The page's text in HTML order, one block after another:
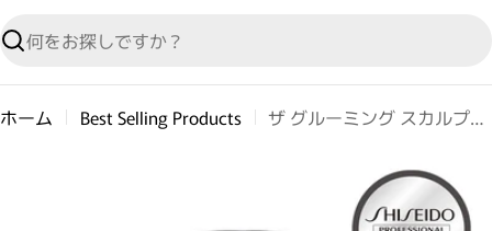
検索
ホーム Best Selling Products
ザ グルーミング スカルプエフェクター